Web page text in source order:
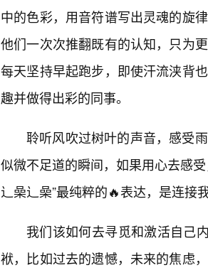
中的色彩，用音符谱写出灵魂的旋
他们一次次推翻既有的认知，只为
每天坚持早起跑步，即使汗流浃背
趣并做得出彩的同事。
聆听风吹过树叶的声音，感受
似微不足道的瞬间，如果用心去感
辶喿辶喿”最纯粹的🔥表达，是连接
我们该如何去寻觅和激活自己
袱，比如过去的遗憾，未来的焦虑